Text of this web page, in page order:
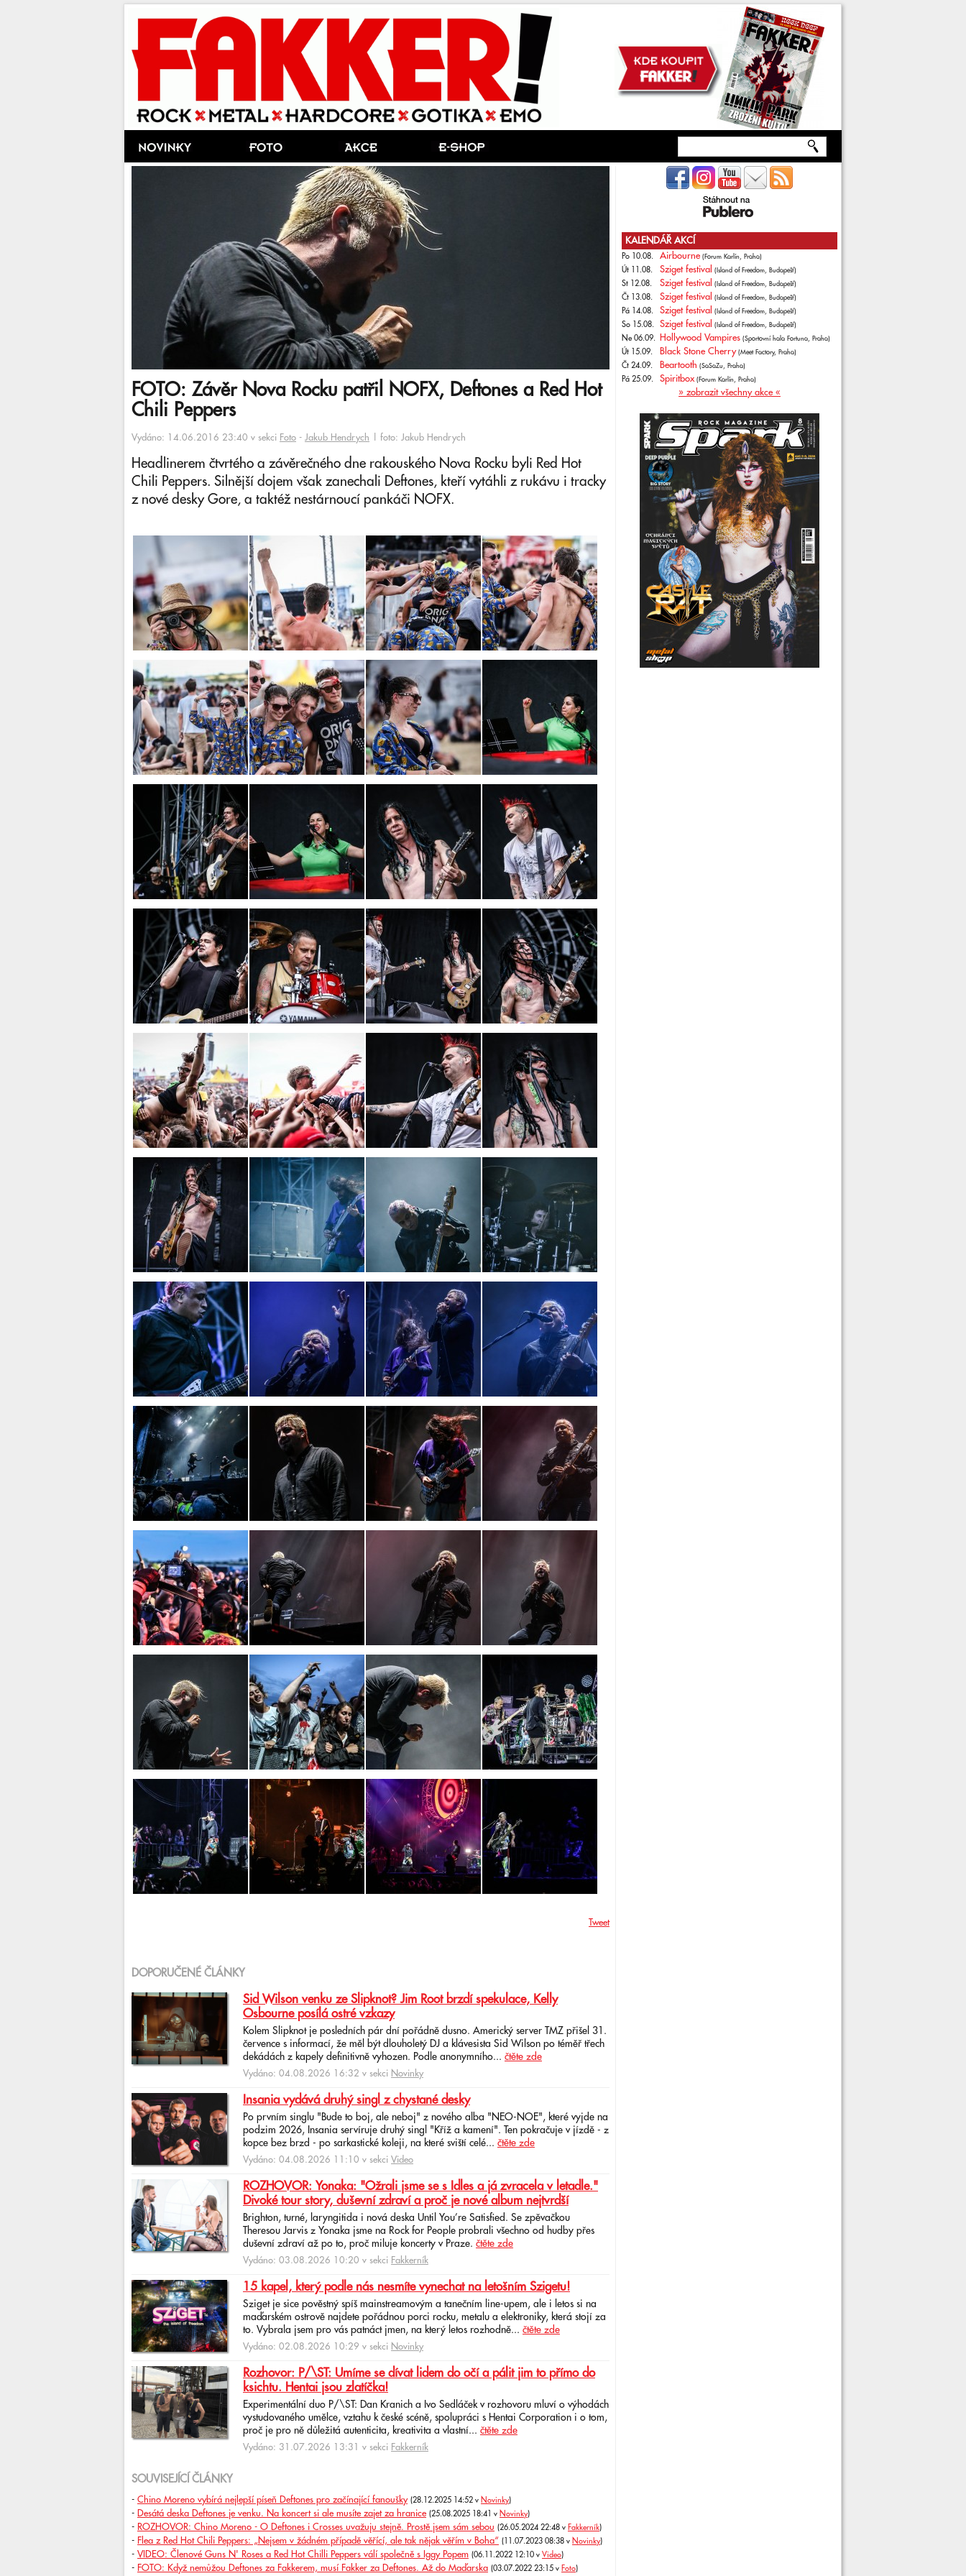
FOTO: Závěr Nova Rocku patřil NOFX, Deftones a Red Hot
Chili Peppers
Vydáno: 14.06.2016 23:40 v sekci Foto - Jakub Hendrych | foto: Jakub Hendrych
Headlinerem čtvrtého a závěrečného dne rakouského Nova Rocku byli Red Hot
Chili Peppers. Silnější dojem však zanechali Deftones, kteří vytáhli z rukávu i tracky
z nové desky Gore, a taktéž nestárnoucí pankáči NOFX.
Tweet
DOPORUČENÉ ČLÁNKY
Sid Wilson venku ze Slipknot? Jim Root brzdí spekulace, Kelly
Osbourne posílá ostré vzkazy
Kolem Slipknot je posledních pár dní pořádně dusno. Americký server TMZ přišel 31.
července s informací, že měl být dlouholetý DJ a klávesista Sid Wilson po téměř třech
dekádách z kapely definitivně vyhozen. Podle anonymního... čtěte zde
Vydáno: 04.08.2026 16:32 v sekci Novinky
Insania vydává druhý singl z chystané desky
Po prvním singlu "Bude to boj, ale neboj" z nového alba "NEO-NOE", které vyjde na
podzim 2026, Insania servíruje druhý singl "Kříž a kamení". Ten pokračuje v jízdě - z
kopce bez brzd - po sarkastické koleji, na které sviští celé... čtěte zde
Vydáno: 04.08.2026 11:10 v sekci Video
ROZHOVOR: Yonaka: "Ožrali jsme se s Idles a já zvracela v letadle."
Divoké tour story, duševní zdraví a proč je nové album nejtvrdší
Brighton, turné, laryngitida i nová deska Until You’re Satisfied. Se zpěvačkou
Theresou Jarvis z Yonaka jsme na Rock for People probrali všechno od hudby přes
duševní zdraví až po to, proč miluje koncerty v Praze. čtěte zde
Vydáno: 03.08.2026 10:20 v sekci Fakkerník
15 kapel, který podle nás nesmíte vynechat na letošním Szigetu!
Sziget je sice pověstný spíš mainstreamovým a tanečním line-upem, ale i letos si na
maďarském ostrově najdete pořádnou porci rocku, metalu a elektroniky, která stojí za
to. Vybrala jsem pro vás patnáct jmen, na který letos rozhodně... čtěte zde
Vydáno: 02.08.2026 10:29 v sekci Novinky
Rozhovor: P/\ST: Umíme se dívat lidem do očí a pálit jim to přímo do
ksichtu. Hentai jsou zlatíčka!
Experimentální duo P/\ST: Dan Kranich a Ivo Sedláček v rozhovoru mluví o výhodách
vystudovaného umělce, vztahu k české scéně, spolupráci s Hentai Corporation i o tom,
proč je pro ně důležitá autenticita, kreativita a vlastní... čtěte zde
Vydáno: 31.07.2026 13:31 v sekci Fakkerník
SOUVISEJÍCÍ ČLÁNKY
- Chino Moreno vybírá nejlepší píseň Deftones pro začínající fanoušky (28.12.2025 14:52 v Novinky)
- Desátá deska Deftones je venku. Na koncert si ale musíte zajet za hranice (25.08.2025 18:41 v Novinky)
- ROZHOVOR: Chino Moreno - O Deftones i Crosses uvažuju stejně. Prostě jsem sám sebou (26.05.2024 22:48 v Fakkerník)
- Flea z Red Hot Chili Peppers: „Nejsem v žádném případě věřící, ale tak nějak věřím v Boha“ (11.07.2023 08:38 v Novinky)
- VIDEO: Členové Guns N' Roses a Red Hot Chilli Peppers válí společně s Iggy Popem (06.11.2022 12:10 v Video)
- FOTO: Když nemůžou Deftones za Fakkerem, musí Fakker za Deftones. Až do Maďarska (03.07.2022 23:15 v Foto)
KALENDÁŘ AKCÍ
Po 10.08. Airbourne (Forum Karlín, Praha)
Út 11.08. Sziget festival (Island of Freedom, Budapešť)
St 12.08. Sziget festival (Island of Freedom, Budapešť)
Čt 13.08. Sziget festival (Island of Freedom, Budapešť)
Pá 14.08. Sziget festival (Island of Freedom, Budapešť)
So 15.08. Sziget festival (Island of Freedom, Budapešť)
Ne 06.09. Hollywood Vampires (Sportovní hala Fortuna, Praha)
Út 15.09. Black Stone Cherry (Meet Factory, Praha)
Čt 24.09. Beartooth (SaSaZu, Praha)
Pá 25.09. Spiritbox (Forum Karlín, Praha)
» zobrazit všechny akce «